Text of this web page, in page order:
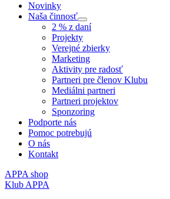
Novinky
Naša činnosť
Submenu
2 % z daní
Projekty
Verejné zbierky
Marketing
Aktivity pre radosť
Partneri pre členov Klubu
Mediálni partneri
Partneri projektov
Sponzoring
Podporte nás
Pomoc potrebujú
O nás
Kontakt
APPA shop
Klub APPA